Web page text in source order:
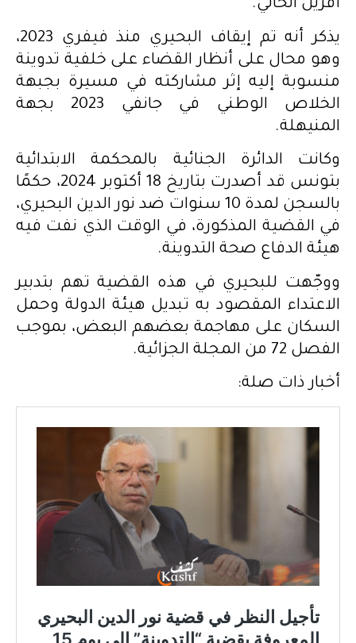
أفريل الحالي.
يذكر أنه تم إيقاف البحيري منذ فيفري 2023،
وهو محال على أنظار القضاء على خلفية تدوينة
منسوبة إليه إثر مشاركته في مسيرة بجبهة
الخلاص الوطني في جانفي 2023 بجهة
المنيهلة.
وكانت الدائرة الجنائية بالمحكمة الابتدائية
بتونس قد أصدرت بتاريخ 18 أكتوبر 2024، حكمًا
بالسجن لمدة 10 سنوات ضد نور الدين البحيري،
في القضية المذكورة، في الوقت الذي نفت فيه
هيئة الدفاع صحة التدوينة.
ووجّهت للبحيري في هذه القضية تهم بتدبير
الاعتداء المقصود به تبديل هيئة الدولة وحمل
السكان على مهاجمة بعضهم البعض، بموجب
الفصل 72 من المجلة الجزائية.
أخبار ذات صلة: